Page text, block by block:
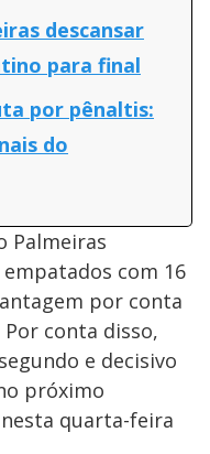
descansar
para final
por pênaltis:
do
Palmeiras
com 16
por conta
conta disso,
e decisivo
próximo
quarta-feira